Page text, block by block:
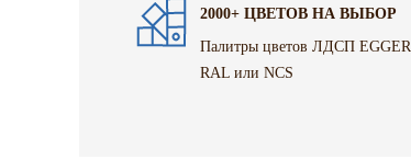
2000+ ЦВЕТОВ НА ВЫБОР
Палитры цветов ЛДСП EGGER,
RAL или NCS